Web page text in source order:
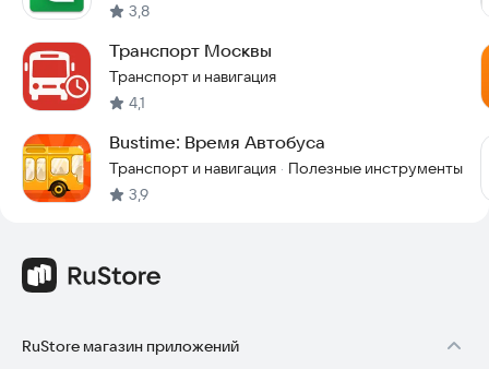
3,8
Транспорт Москвы
Транспорт и навигация
4,1
Bustime: Время Автобуса
Транспорт и навигация · Полезные инструменты
3,9
RuStore магазин приложений